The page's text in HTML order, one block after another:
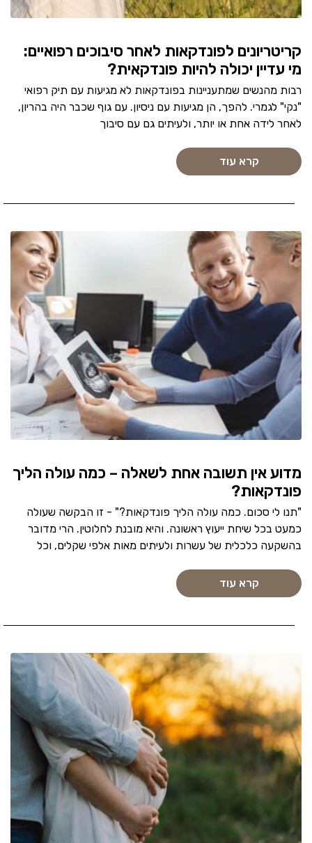
קריטריונים לפונדקאות לאחר סיבוכים רפואיים:
מי עדיין יכולה להיות פונדקאית?
רבות מהנשים שמתעניינות בפונדקאות לא מגיעות עם תיק רפואי
"נקי" לגמרי. להפך, הן מגיעות עם ניסיון. עם גוף שכבר היה בהריון,
לאחר לידה אחת או יותר, ולעיתים גם עם סיבוך
קרא עוד
מדוע אין תשובה אחת לשאלה – כמה עולה הליך
פונדקאות?
"תנו לי סכום. כמה עולה הליך פונדקאות?" - זו הבקשה שעולה
כמעט בכל שיחת ייעוץ ראשונה. והיא מובנת לחלוטין. הרי מדובר
בהשקעה כלכלית של עשרות ולעיתים מאות אלפי שקלים, וכל
קרא עוד